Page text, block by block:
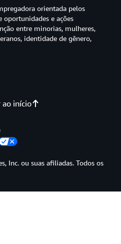
início
orientada pelos
e ações
entre minorias, mulheres,
identidade de gênero,
Inc. ou suas afiliadas. Todos os